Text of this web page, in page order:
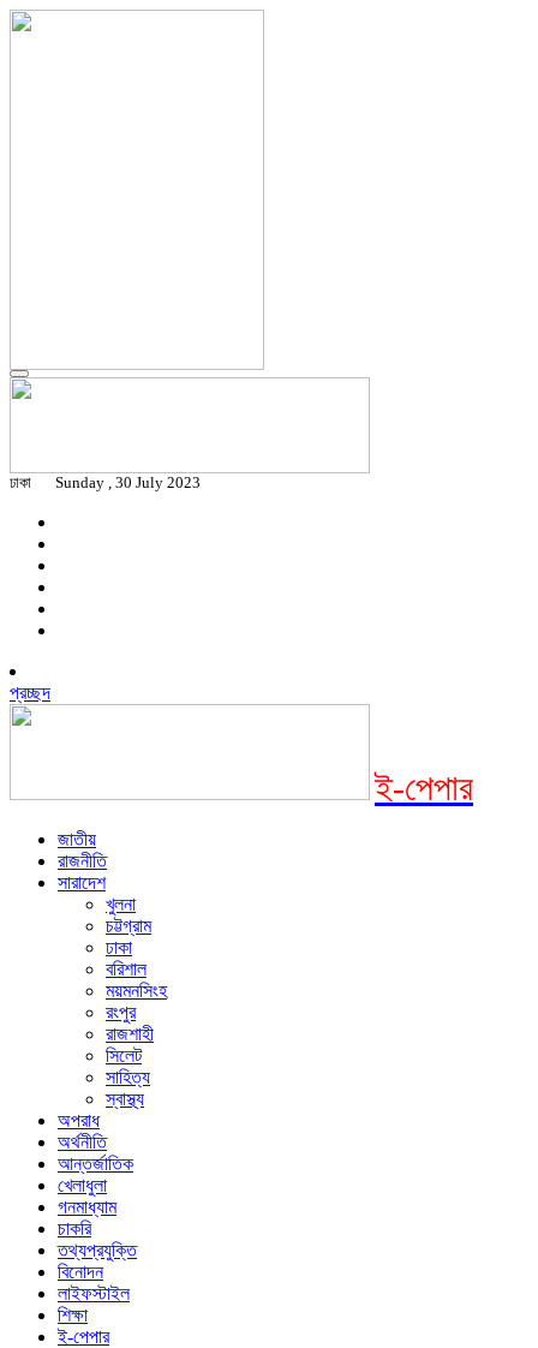
ঢাকা Sunday , 30 July 2023
প্রচ্ছদ
ই-পেপার
জাতীয়
রাজনীতি
সারাদেশ
খুলনা
চট্টগ্রাম
ঢাকা
বরিশাল
ময়মনসিংহ
রংপুর
রাজশাহী
সিলেট
সাহিত্য
স্বাস্থ্য
অপরাধ
অর্থনীতি
আন্তর্জাতিক
খেলাধুলা
গনমাধ্যাম
চাকরি
তথ্যপ্রযুক্তি
বিনোদন
লাইফস্টাইল
শিক্ষা
ই-পেপার